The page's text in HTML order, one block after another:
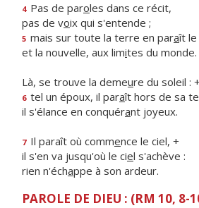
4 Pas de paroles dans ce récit,
pas de voix qui s'entende ;
5 mais sur toute la terre en paraît le
et la nouvelle, aux limites du monde.
Là, se trouve la demeure du soleil : +
6 tel un époux, il paraît hors de sa
il s'élance en conquérant joyeux.
7 Il paraît où commence le ciel, +
il s'en va jusqu'où le ciel s'achève :
rien n'échappe à son ardeur.
PAROLE DE DIEU : (RM 10, 8-